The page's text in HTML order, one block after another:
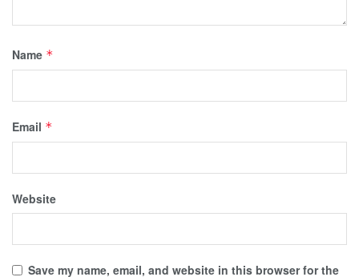
Name *
Email *
Website
Save my name, email, and website in this browser for the